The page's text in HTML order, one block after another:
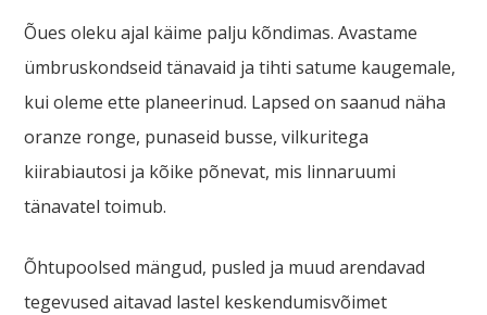
Õues oleku ajal käime palju kõndimas. Avastame
ümbruskondseid tänavaid ja tihti satume kaugemale,
kui oleme ette planeerinud. Lapsed on saanud näha
oranze ronge, punaseid busse, vilkuritega
kiirabiautosi ja kõike põnevat, mis linnaruumi
tänavatel toimub.
Õhtupoolsed mängud, pusled ja muud arendavad
tegevused aitavad lastel keskendumisvõimet